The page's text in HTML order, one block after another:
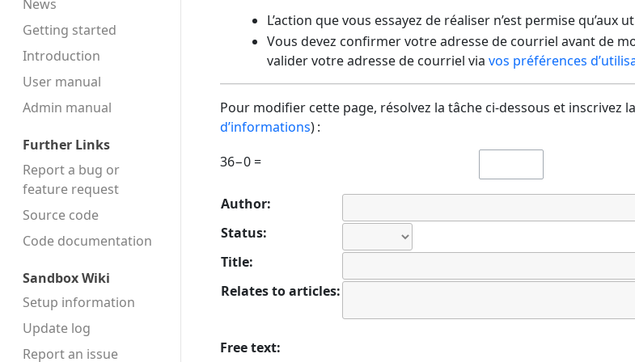
News
Getting started
Introduction
User manual
Admin manual
Further Links
Report a bug or
feature request
Source code
Code docu­mentation
Sandbox Wiki
Setup information
Update log
Report an issue
L’action que vous essayez de réaliser n’est permise qu’aux
Vous devez confirmer votre adresse de courriel avant de
valider votre adresse de courriel via vos préférences
Pour modifier cette page, résolvez la tâche ci-dessous et inscrivez
d’informations) :
36−0 =
Author:
Status:
Title:
Relates to articles:
Free text: